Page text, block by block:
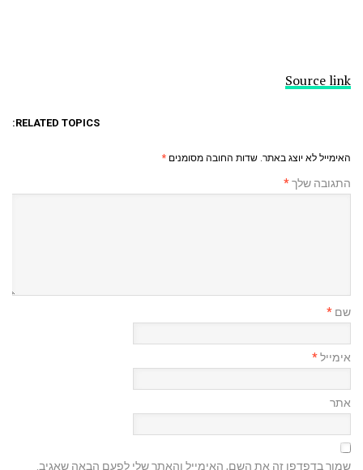
Source link
RELATED TOPICS:
האימייל לא יוצג באתר. שדות החובה מסומנים *
התגובה שלך*
שם *
אימייל*
אתר
שמור בדפדפן זה את השם, האימייל והאתר שלי לפעם הבאה שאגיב.